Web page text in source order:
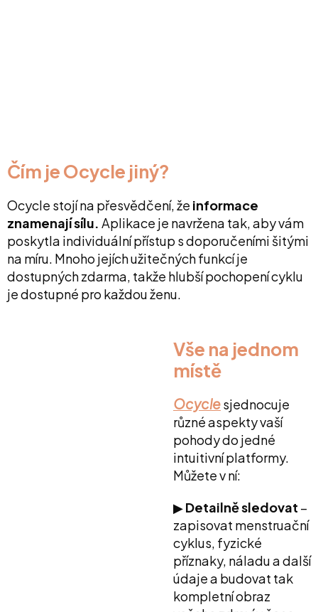
Čím je Ocycle jiný?
Ocycle stojí na přesvědčení, že informace
znamenají sílu. Aplikace je navržena tak, aby vám
poskytla individuální přístup s doporučeními šitými
na míru. Mnoho jejích užitečných funkcí je
dostupných zdarma, takže hlubší pochopení cyklu
je dostupné pro každou ženu.
Vše na jednom
místě
Ocyclesjednocuje
různé aspekty vaší
pohody do jedné
intuitivní platformy.
Můžete v ní:
▶︎Detailně sledovat –
zapisovat menstruační
cyklus, fyzické
příznaky, náladu a další
údaje a budovat tak
kompletní obraz